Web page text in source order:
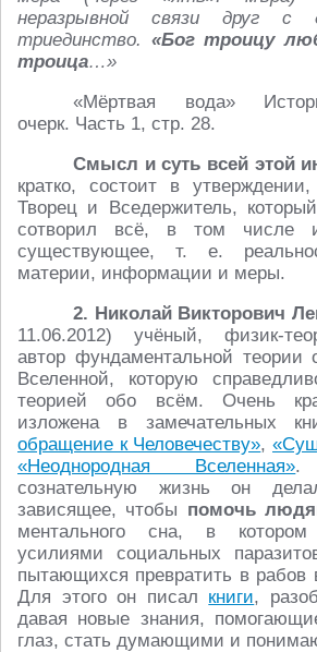
неразрывной связи друг с
триединство. «Бог троицу
троица…»
«Мёртвая вода»
очерк. Часть 1, стр. 28.
Смысл и суть всей этой
кратко, состоит в
Творец и Вседержитель,
сотворил всё, в том числе
существующее, т. е.
материи, информации и меры.
2. Николай Викторович
11.06.2012) учёный, физик-
автор фундаментальной теории
Вселенной, которую
теорией обо всём. Очень
изложена в замечательных
обращение к Человечеству»,
«Неоднородная Вселенная».
сознательную жизнь он
зависящее, чтобы помочь
ментального сна, в
усилиями социальных
пытающихся превратить в рабов
Для этого он писал книги,
давая новые знания,
глаз, стать думающими и